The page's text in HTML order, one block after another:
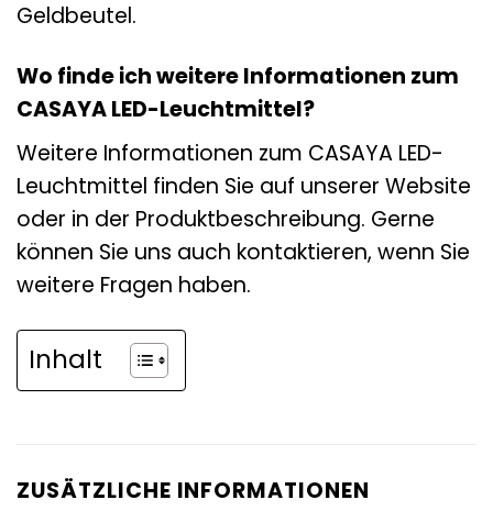
Geldbeutel.
Wo finde ich weitere Informationen zum
CASAYA LED-Leuchtmittel?
Weitere Informationen zum CASAYA LED-
Leuchtmittel finden Sie auf unserer Website
oder in der Produktbeschreibung. Gerne
können Sie uns auch kontaktieren, wenn Sie
weitere Fragen haben.
Inhalt
ZUSÄTZLICHE INFORMATIONEN